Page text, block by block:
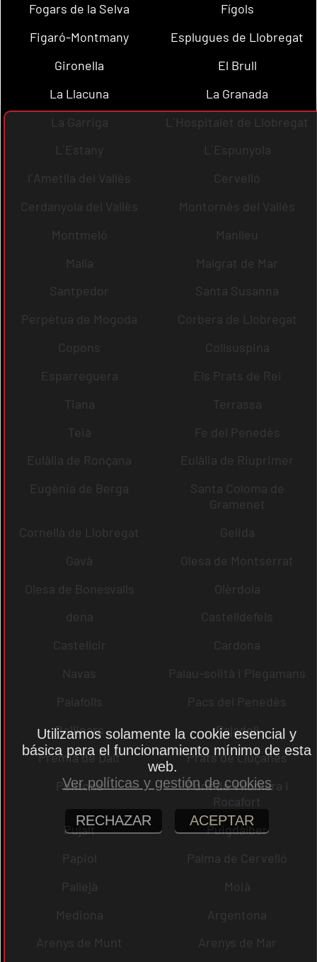
Fogars de la Selva
Fígols
Figaró-Montmany
Esplugues de Llobregat
Gironella
El Brull
La Llacuna
La Granada
La Garriga
L´Hospitalet de Llobregat
L´Estany
L´Espunyola
l´Ametlla del Vallès
Cervelló
Cerdanyola del Vallès
Montornès del Vallès
Montmeló
Manlleu
Malla
Malgrat de Mar
Santpedor
Santa Susanna
Perpètua de Mogoda
Corbera de Llobregat
Copons
Collsuspina
Esparreguera
Els Prats de Rei
Tiana
Terrassa
Teià
Fe del Penedès
Eulàlia de Ronçana
Eulàlia de Riuprimer
Eugènia de Berga
Santa Coloma de
Gramenet
Cornellà de Llobregat
Gelida
Gavà
Olesa de Montserrat
Olesa de Bonesvalls
Olèrdola
dena
Castelldefels
Castellcir
Cardona
Navas
Palau-solità i Plegamans
Palafolls
Pacs del Penedès
Rellinars
Rajadell
Premià de Dalt
Prats de Lluçanès
Pontons
Pont de Vilomara i
Rocafort
Pujalt
Puigdàlber
Papiol
Palma de Cervelló
Pallejà
Moià
Mediona
Argentona
Arenys de Munt
Arenys de Mar
Utilizamos solamente la cookie esencial y
básica para el funcionamiento mínimo de esta
web.
Ver políticas y gestión de cookies
RECHAZAR ACEPTAR